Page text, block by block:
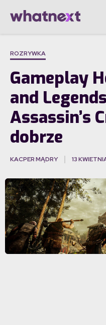
ROZRYWKA
Gameplay
and
Assassin’s
dobrze
KACPER MĄDRY 13